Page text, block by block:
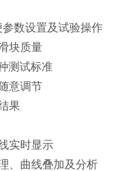
数设置及试验操作
块质量
测试标准
意调节
果
实时显示
、曲线叠加及分析